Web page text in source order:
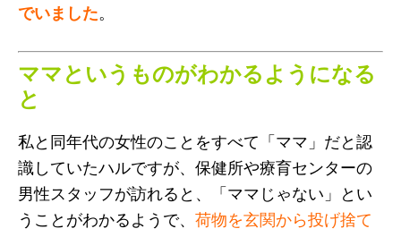
でいました。
ママというものがわかるようになる
と
私と同年代の女性のことをすべて「ママ」だと認
識していたハルですが、保健所や療育センターの
男性スタッフが訪れると、「ママじゃない」とい
うことがわかるようで、 荷物を玄関から投げ捨て